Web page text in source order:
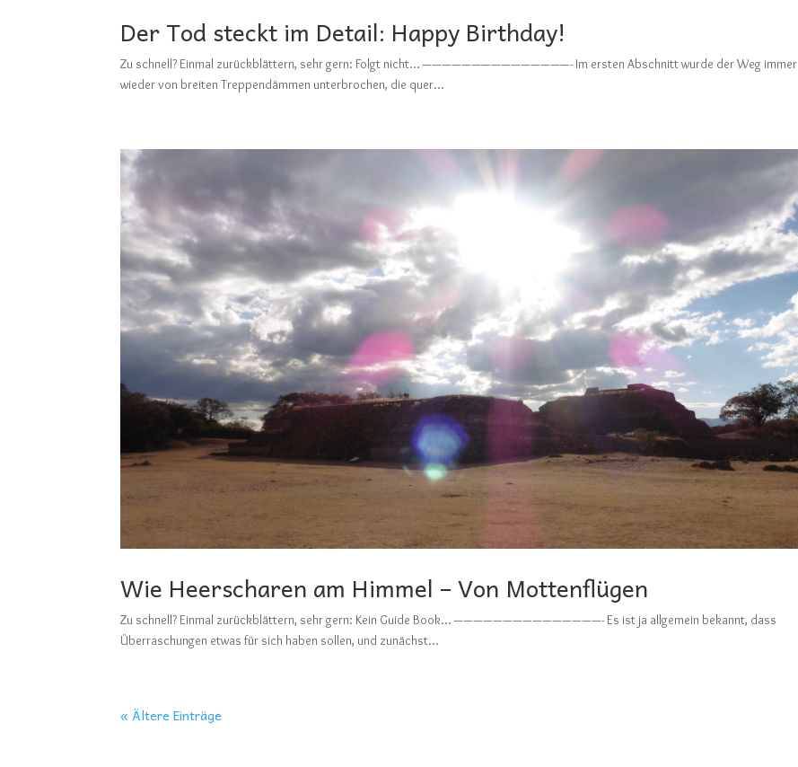
Der Tod steckt im Detail: Happy Birthday!
Zu schnell? Einmal zurückblättern, sehr gern: Folgt nicht… ———————————————- Im ersten Abschnitt wurde der Weg immer
wieder von breiten Treppendämmen unterbrochen, die quer...
Wie Heerscharen am Himmel – Von Mottenflügen
Zu schnell? Einmal zurückblättern, sehr gern: Kein Guide Book… ———————————————- Es ist ja allgemein bekannt, dass
Überraschungen etwas für sich haben sollen, und zunächst...
« Ältere Einträge